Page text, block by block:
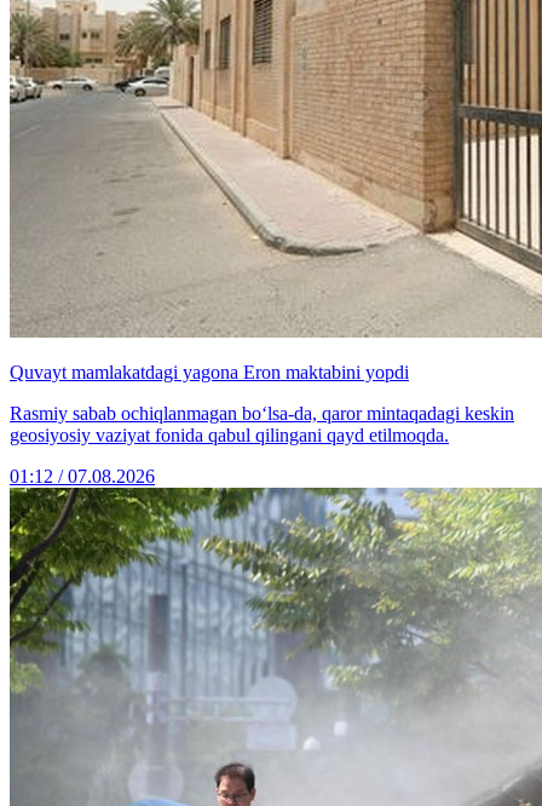
Quvayt mamlakatdagi yagona Eron maktabini yopdi
Rasmiy sabab ochiqlanmagan bo‘lsa-da, qaror mintaqadagi keskin
geosiyosiy vaziyat fonida qabul qilingani qayd etilmoqda.
01:12 / 07.08.2026